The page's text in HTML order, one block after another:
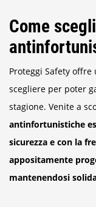
Come
Proteggi Safety offre
scegliere per poter
stagione. Venite a
antinfortunistiche
sicurezza e con la
appositamente
mantenendosi